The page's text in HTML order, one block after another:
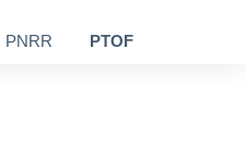
PNRR PTOF